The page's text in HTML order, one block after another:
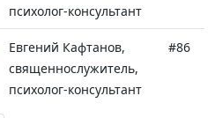
психолог-консультант
Евгений Кафтанов,
священнослужитель,
психолог-консультант
#86